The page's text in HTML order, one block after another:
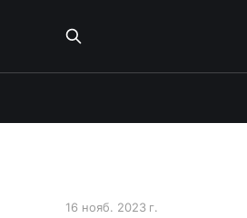
16 нояб. 2023 г.